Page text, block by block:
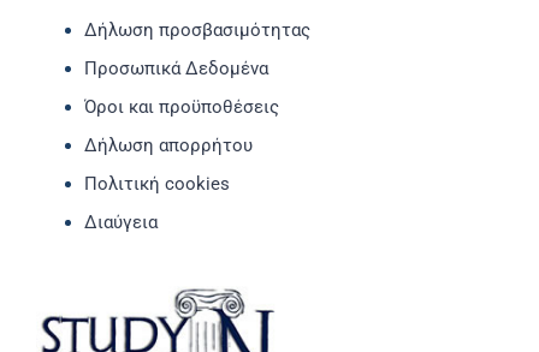
Δήλωση προσβασιμότητας
Προσωπικά Δεδομένα
Όροι και προϋποθέσεις
Δήλωση απορρήτου
Πολιτική cookies
Διαύγεια